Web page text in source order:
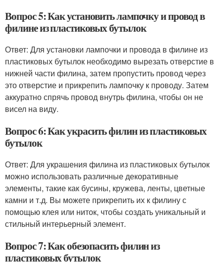
Вопрос 5: Как установить лампочку и провод в
филине из пластиковых бутылок
Ответ: Для установки лампочки и провода в филине из
пластиковых бутылок необходимо вырезать отверстие в
нижней части филина, затем пропустить провод через
это отверстие и прикрепить лампочку к проводу. Затем
аккуратно спрячь провод внутрь филина, чтобы он не
висел на виду.
Вопрос 6: Как украсить филин из пластиковых
бутылок
Ответ: Для украшения филина из пластиковых бутылок
можно использовать различные декоративные
элементы, такие как бусины, кружева, ленты, цветные
камни и т.д. Вы можете прикрепить их к филину с
помощью клея или ниток, чтобы создать уникальный и
стильный интерьерный элемент.
Вопрос 7: Как обезопасить филин из
пластиковых бутылок